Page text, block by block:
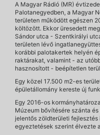
A Magyar Rádió (MR)
Palotanegyedben, a Magyar
területen működött egészen
költözött. Ekkor üresedett
Sándor utca - Szentkirályi
területen lévő
korábbi palotakertek helyén
raktárakat, valamint - az
hasznosított - beépítetlen
Egy közel 17.500 m2-es
épületállomány kereste új
Egy 2016-os
Múzeum bővítésére szánta
jelentős zöldterületi fejlesztés
egyeztetések szerint élvezte